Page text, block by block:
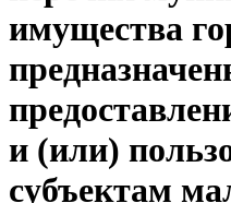
имущества
и (или)
субъектам